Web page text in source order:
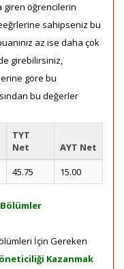
giren öğrencilerin
sahipseniz bu
az ise daha çok
girebilirsiniz,
göre bu
bu değerler
TYT
Net
AYT Net
45.75 15.00
Bölümler
İçin Gereken
Kazanmak